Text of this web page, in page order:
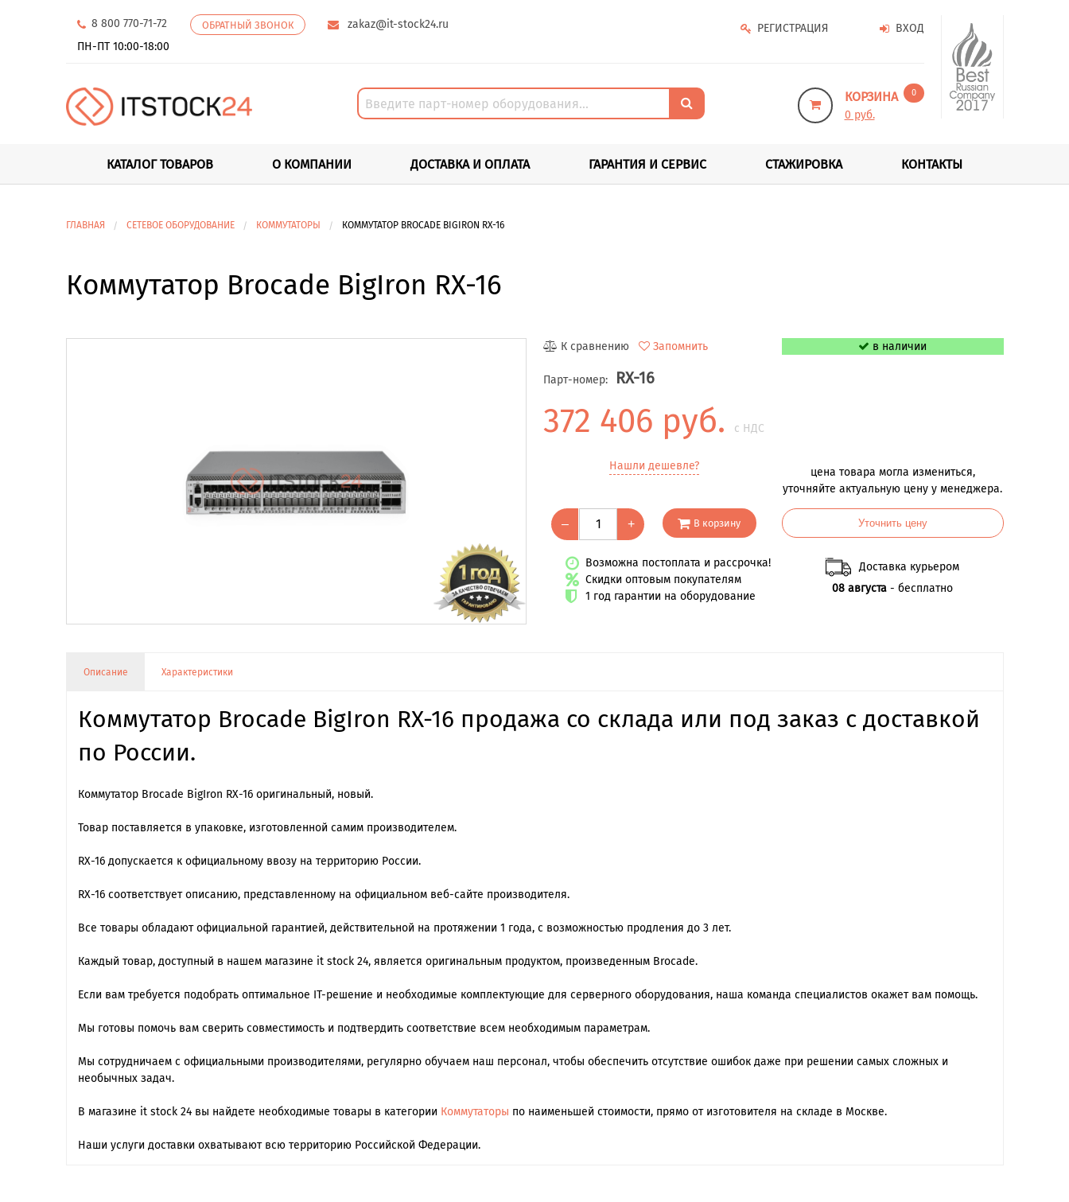
8 800 770-71-72 ОБРАТНЫЙ ЗВОНОК
zakaz@it-stock24.ru
ПН-ПТ 10:00-18:00
ВХОД
РЕГИСТРАЦИЯ
КОРЗИНА 0
0 руб.
КАТАЛОГ ТОВАРОВ О КОМПАНИИ ДОСТАВКА И ОПЛАТА ГАРАНТИЯ И СЕРВИС СТАЖИРОВКА КОНТАКТЫ
ГЛАВНАЯ СЕТЕВОЕ ОБОРУДОВАНИЕ КОММУТАТОРЫ КОММУТАТОР BROCADE BIGIRON RX-16
Коммутатор Brocade BigIron RX-16
К сравнению Запомнить
Парт-номер: RX-16
372 406 руб. с НДС
Нашли дешевле?
– + В корзину
Возможна постоплата и рассрочка!
Скидки оптовым покупателям
1 год гарантии на оборудование
в наличии
цена товара могла измениться,
уточняйте актуальную цену у менеджера.
Уточнить цену
Доставка курьером
08 августа - бесплатно
Описание Характеристики
Коммутатор Brocade BigIron RX-16 продажа со склада или под заказ с доставкой
по России.
Коммутатор Brocade BigIron RX-16 оригинальный, новый.
Товар поставляется в упаковке, изготовленной самим производителем.
RX-16 допускается к официальному ввозу на территорию России.
RX-16 cоответствует описанию, представленному на официальном веб-сайте производителя.
Все товары обладают официальной гарантией, действительной на протяжении 1 года, с возможностью продления до 3 лет.
Каждый товар, доступный в нашем магазине it stock 24, является оригинальным продуктом, произведенным Brocade.
Если вам требуется подобрать оптимальное IT-решение и необходимые комплектующие для серверного оборудования, наша команда специалиcтов окажет вам помощь.
Мы готовы помочь вам сверить совместимость и подтвердить соответствие всем необходимым параметрам.
Мы сотрудничаем с официальными производителями, регулярно обучаем наш персонал, чтобы обеспечить отсутствие ошибок даже при решении самых сложных и
необычных задач.
В магазине it stock 24 вы найдете необходимые товары в категории Коммутаторы по наименьшей стоимости, прямо от изготовителя на складе в Москве.
Наши услуги доставки охватывают всю территорию Российской Федерации.